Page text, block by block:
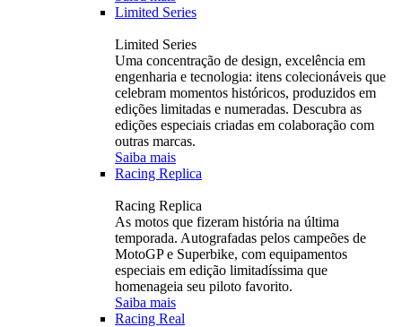
Limited Series
Limited Series
Uma concentração de design, excelência em
engenharia e tecnologia: itens colecionáveis ​​que
celebram momentos históricos, produzidos em
edições limitadas e numeradas. Descubra as
edições especiais criadas em colaboração com
outras marcas.
Saiba mais
Racing Replica
Racing Replica
As motos que fizeram história na última
temporada. Autografadas pelos campeões de
MotoGP e Superbike, com equipamentos
especiais em edição limitadíssima que
homenageia seu piloto favorito.
Saiba mais
Racing Real